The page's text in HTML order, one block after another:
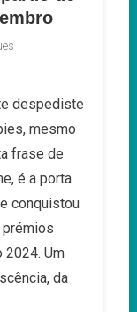
despediste
mesmo
frase de
é a porta
conquistou
2024. Um
da